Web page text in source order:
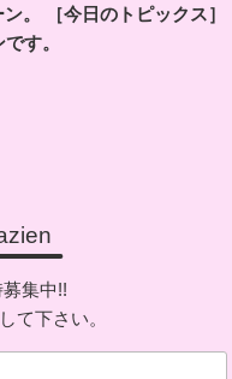
。 ［今日のトピックス］
す。
集中!!
て下さい。